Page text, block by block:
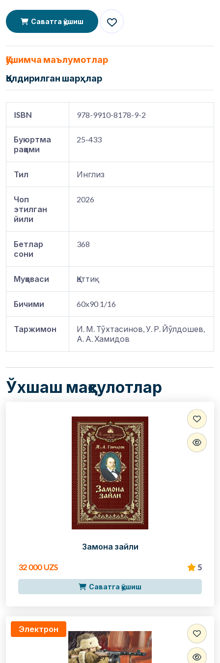
Саватга қўшиш
Қўшимча маълумотлар
Қолдирилган шарҳлар
ISBN 978-9910-8178-9-2
Буюртма
рақами
25-433
Тил Инглиз
Чоп
этилган
йили
2026
Бетлар
сони
368
Муқоваси Қаттиқ
Бичими 60x90 1/16
Таржимон
И. М. Тўхтасинов, У. Р. Йўлдошев,
А. А. Хамидов
Ўхшаш маҳсулотлар
Замона зайли
32 000 UZS 5
Саватга қўшиш
Электрон